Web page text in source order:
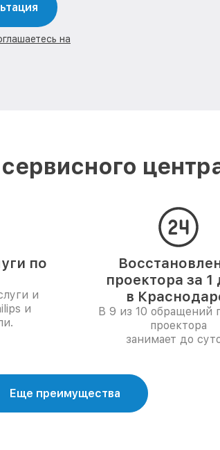
на
по
и
и
проектора за 1
в
В 9 из 10 обращений
проектора
занимает до
Еще преимущества